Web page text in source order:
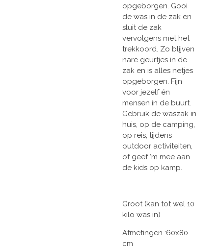
opgeborgen. Gooi
de was in de zak en
sluit de zak
vervolgens met het
trekkoord. Zo blijven
nare geurtjes in de
zak en is alles netjes
opgeborgen. Fijn
voor jezelf én
mensen in de buurt.
Gebruik de waszak in
huis, op de camping,
op reis, tijdens
outdoor activiteiten,
of geef ‘m mee aan
de kids op kamp.
Groot (kan tot wel 10
kilo was in)
Afmetingen :60x80
cm